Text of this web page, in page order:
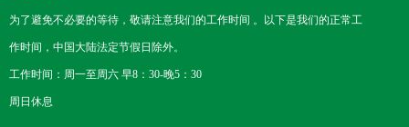
为了避免不必要的等待，敬请注意我们的工作时间 。以下是我们的正常工
作时间，中国大陆法定节假日除外。
工作时间：周一至周六 早8：30-晚5：30
周日休息